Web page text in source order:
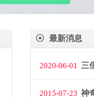
最新消息
2020-06-01 三
2015-07-23 神